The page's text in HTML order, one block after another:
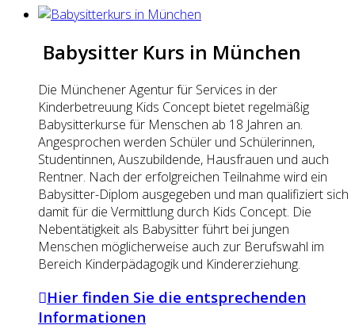
Babysitter Kurs in München
Die Münchener Agentur für Services in der
Kinderbetreuung Kids Concept bietet regelmäßig
Babysitterkurse für Menschen ab 18 Jahren an.
Angesprochen werden Schüler und Schülerinnen,
Studentinnen, Auszubildende, Hausfrauen und auch
Rentner. Nach der erfolgreichen Teilnahme wird ein
Babysitter-Diplom ausgegeben und man qualifiziert sich
damit für die Vermittlung durch Kids Concept. Die
Nebentätigkeit als Babysitter führt bei jungen
Menschen möglicherweise auch zur Berufswahl im
Bereich Kinderpädagogik und Kindererziehung.
Hier finden Sie die entsprechenden
Informationen